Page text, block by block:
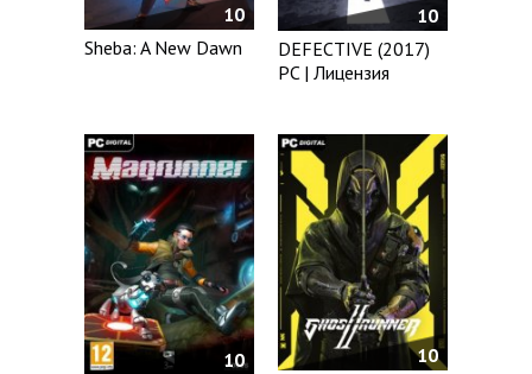
10
Sheba: A New Dawn
10
DEFECTIVE (2017)
PC | Лицензия
10
10